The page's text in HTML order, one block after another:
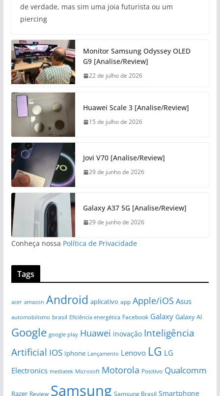
de verdade, mas sim uma joia futurista ou um
piercing
Monitor Samsung Odyssey OLED
G9 [Analise/Review]
22 de julho de 2026
Huawei Scale 3 [Analise/Review]
15 de julho de 2026
Jovi V70 [Analise/Review]
29 de junho de 2026
Galaxy A37 5G [Analise/Review]
29 de junho de 2026
Conheça nossa Política de Privacidade
Tags
acer amazon Android aplicativo app Apple/iOS Asus
automobilismo brasil Eficiência energética Facebook Galaxy Galaxy AI
Google google play Huawei inovação Inteligência
Artificial IOS Iphone Lançamento Lenovo LG LG
Electronics mediatek Microsoft Motorola Positivo Qualcomm
Razer Review Samsung Samsung Brasil Smartphone